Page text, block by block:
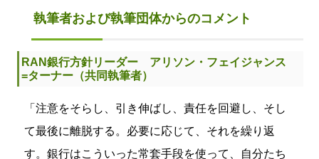
執筆者および執筆団体からのコメント
RAN銀行方針リーダー アリソン・フェイジャンス
=ターナー（共同執筆者）
「注意をそらし、引き伸ばし、責任を回避し、そし
て最後に離脱する。必要に応じて、それを繰り返
す。銀行はこういった常套手段を使って、自分たち